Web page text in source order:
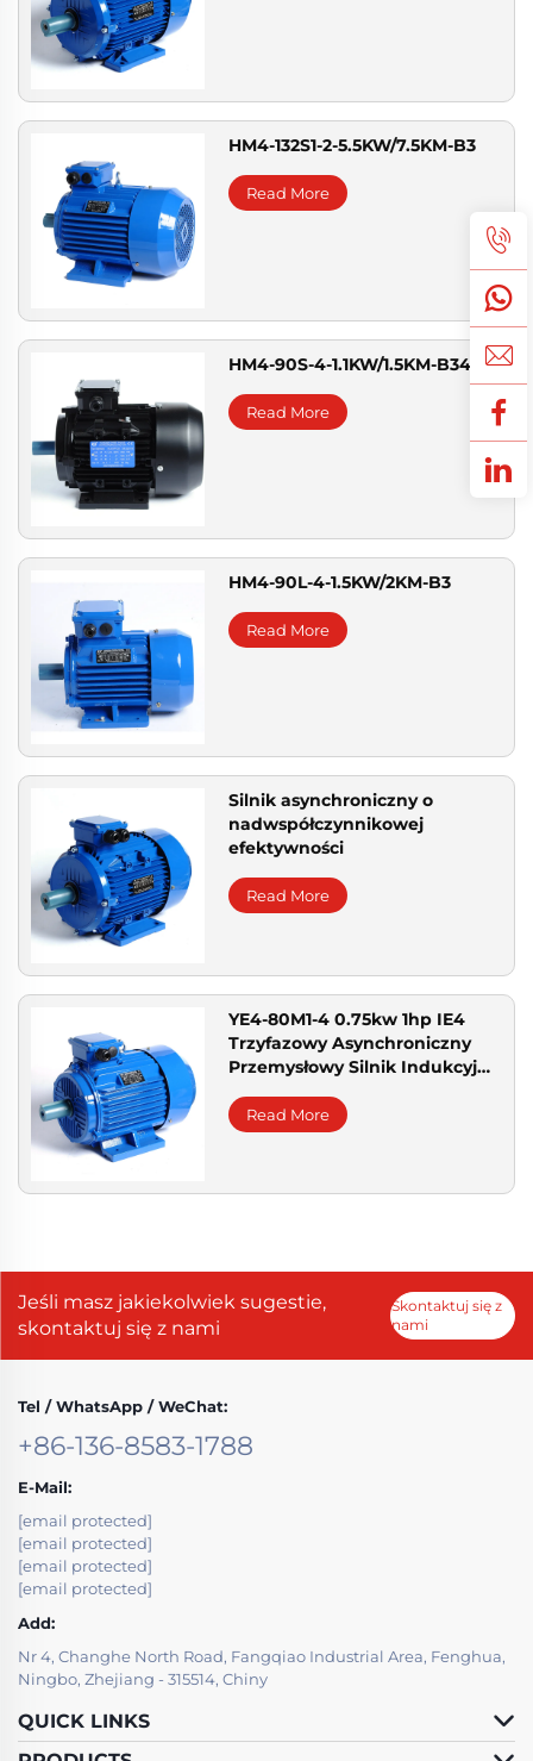
HM4-132S1-2-5.5KW/7.5KM-B3
Read More
HM4-90S-4-1.1KW/1.5KM-B34
Read More
HM4-90L-4-1.5KW/2KM-B3
Read More
Silnik asynchroniczny o
nadwspółczynnikowej
efektywności
Read More
YE4-80M1-4 0.75kw 1hp IE4
Trzyfazowy Asynchroniczny
Przemysłowy Silnik Indukcyjny
Elektrycznych Trzech
Fazowych
Read More
Jeśli masz jakiekolwiek sugestie,
skontaktuj się z nami
Skontaktuj się z
nami
Tel / WhatsApp / WeChat:
+86-136-8583-1788
E-Mail:
[email protected]
[email protected]
[email protected]
[email protected]
Add:
Nr 4, Changhe North Road, Fangqiao Industrial Area, Fenghua,
Ningbo, Zhejiang - 315514, Chiny
QUICK LINKS